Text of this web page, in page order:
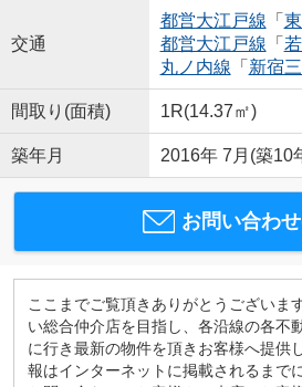
交通
都営大江戸線 「
都営大江戸線 「
丸ノ内線 「 新宿
間取り(面積) 1R(14.37㎡)
築年月 2016年 7月(築10
お問い合わ
ここまでご覧頂きありがとうございま
い総合仲介店を目指し、各沿線の各不
に行き最新の物件を頂きお客様へ提供
報はインターネットに掲載されるまで